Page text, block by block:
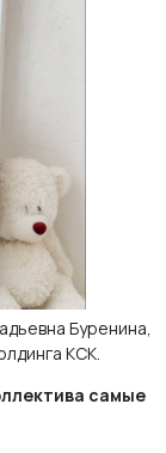
Буренина,
КСК.
самые